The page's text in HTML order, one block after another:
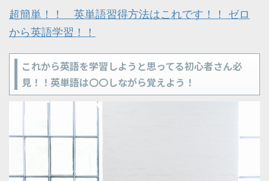
超簡単！！ 英単語習得方法はこれです！！ ゼロ
から英語学習！！
これから英語を学習しようと思ってる初心者さん必
見！！英単語は〇〇しながら覚えよう！